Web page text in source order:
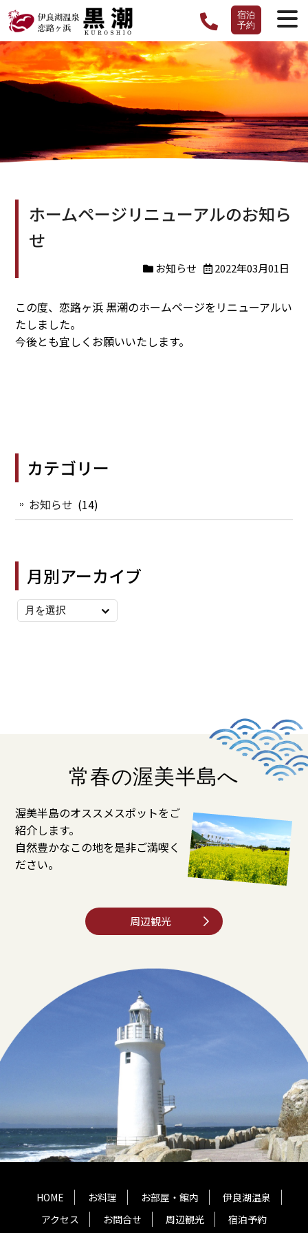
宿泊
予約
ホームページリニューアルのお知ら
せ
お知らせ 2022年03月01日
この度、恋路ヶ浜 黒潮のホームページをリニューアルい
たしました。
今後とも宜しくお願いいたします。
カテゴリー
お知らせ (14)
月別アーカイブ
常春の渥美半島へ
渥美半島のオススメスポットをご
紹介します。
自然豊かなこの地を是非ご満喫く
ださい。
周辺観光
HOME お料理 お部屋・館内
伊良湖温泉
アクセス
お問合せ 周辺観光 宿泊予約